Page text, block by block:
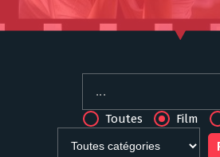
Toutes Film